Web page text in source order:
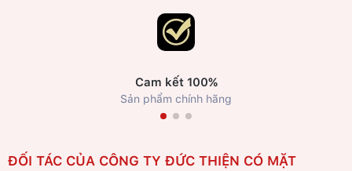
Cam kết 100%
Sản phẩm chính hãng
ĐỐI TÁC CỦA CÔNG TY ĐỨC THIỆN CÓ MẶT